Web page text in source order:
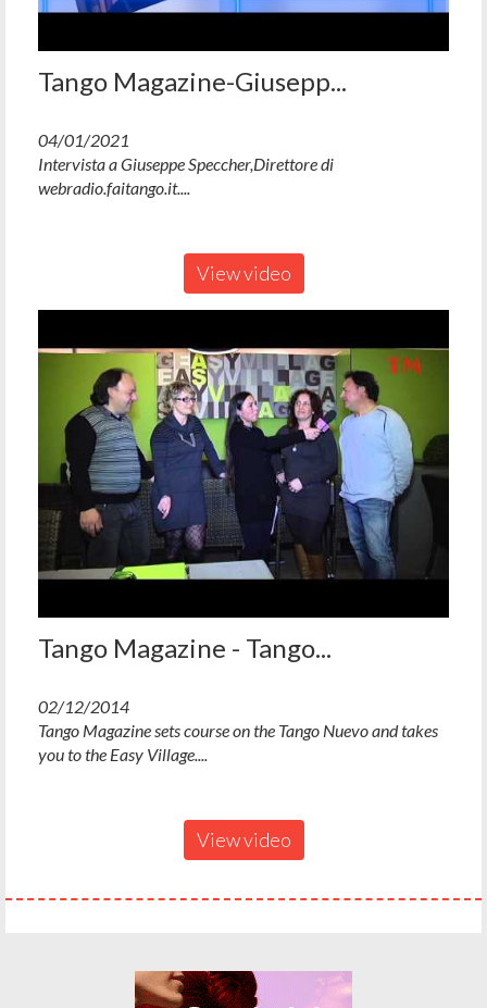
Tango Magazine-Giusepp...
04/01/2021
Intervista a Giuseppe Speccher,Direttore di
webradio.faitango.it....
View video
Tango Magazine - Tango...
02/12/2014
Tango Magazine sets course on the Tango Nuevo and takes
you to the Easy Village....
View video